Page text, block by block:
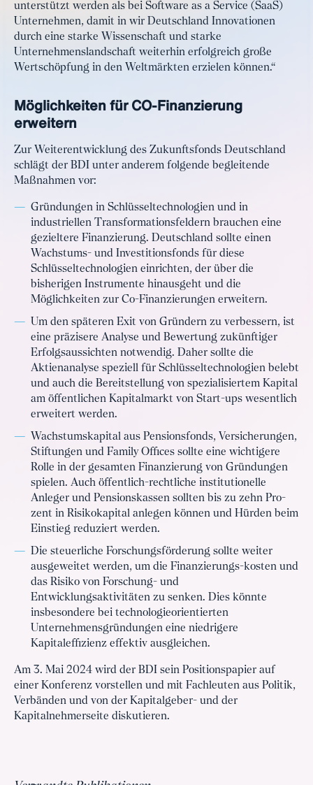
unterstützt werden als bei Software as a Service (SaaS)
Unternehmen, damit in wir Deutschland Innovationen
durch eine starke Wissenschaft und starke
Unternehmenslandschaft weiterhin erfolgreich große
Wertschöpfung in den Weltmärkten erzielen können.“
Möglichkeiten für CO-Finanzierung
erweitern
Zur Weiterentwicklung des Zukunftsfonds Deutschland
schlägt der BDI unter anderem folgende begleitende
Maßnahmen vor:
Gründungen in Schlüsseltechnologien und in
industriellen Transformationsfeldern brauchen eine
gezieltere Finanzierung. Deutschland sollte einen
Wachstums- und Investitionsfonds für diese
Schlüsseltechnologien einrichten, der über die
bisherigen Instrumente hinausgeht und die
Möglichkeiten zur Co-Finanzierungen erweitern.
Um den späteren Exit von Gründern zu verbessern, ist
eine präzisere Analyse und Bewertung zukünftiger
Erfolgsaussichten notwendig. Daher sollte die
Aktienanalyse speziell für Schlüsseltechnologien belebt
und auch die Bereitstellung von spezialisiertem Kapital
am öffentlichen Kapitalmarkt von Start-ups wesentlich
erweitert werden.
Wachstumskapital aus Pensionsfonds, Versicherungen,
Stiftungen und Family Offices sollte eine wichtigere
Rolle in der gesamten Finanzierung von Gründungen
spielen. Auch öffentlich-rechtliche institutionelle
Anleger und Pensionskassen sollten bis zu zehn Pro-
zent in Risikokapital anlegen können und Hürden beim
Einstieg reduziert werden.
Die steuerliche Forschungsförderung sollte weiter
ausgeweitet werden, um die Finanzierungs-kosten und
das Risiko von Forschung- und
Entwicklungsaktivitäten zu senken. Dies könnte
insbesondere bei technologieorientierten
Unternehmensgründungen eine niedrigere
Kapitaleffizienz effektiv ausgleichen.
Am 3. Mai 2024 wird der BDI sein Positionspapier auf
einer Konferenz vorstellen und mit Fachleuten aus Politik,
Verbänden und von der Kapitalgeber- und der
Kapitalnehmerseite diskutieren.